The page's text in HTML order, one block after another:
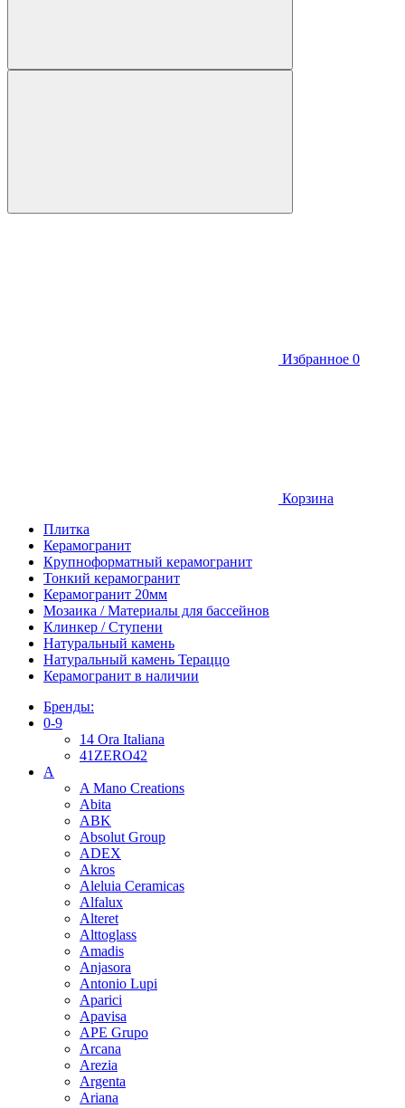
Избранное 0
Корзина
Плитка
Керамогранит
Крупноформатный керамогранит
Тонкий керамогранит
Керамогранит 20мм
Мозаика / Материалы для бассейнов
Клинкер / Ступени
Натуральный камень
Натуральный камень Тераццо
Керамогранит в наличии
Бренды:
0-9
14 Ora Italiana
41ZERO42
A
A Mano Creations
Abita
ABK
Absolut Group
ADEX
Akros
Aleluia Ceramicas
Alfalux
Alteret
Alttoglass
Amadis
Anjasora
Antonio Lupi
Aparici
Apavisa
APE Grupo
Arcana
Arezia
Argenta
Ariana